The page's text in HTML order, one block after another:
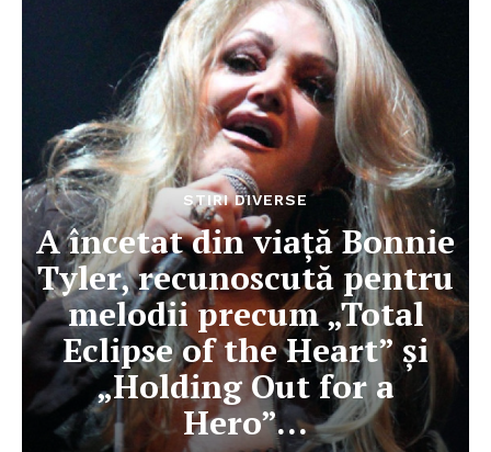
STIRI DIVERSE
A încetat din viață Bonnie
Tyler, recunoscută pentru
melodii precum „Total
Eclipse of the Heart” și
„Holding Out for a
Hero”…